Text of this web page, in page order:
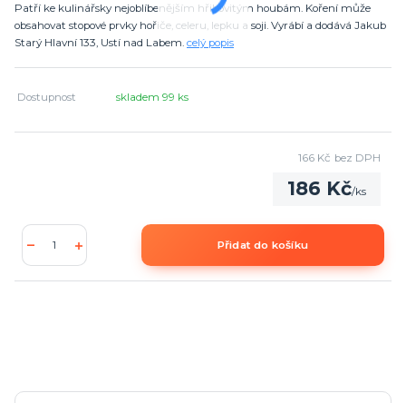
Patří ke kulinářsky nejoblíbenějším hřibovitým houbám. Koření může
obsahovat stopové prvky hořiče, celeru, lepku a soji. Vyrábí a dodává Jakub
Starý Hlavní 133, Ustí nad Labem. celý popis
Dostupnost skladem 99 ks
186 Kč/ks
166 Kč bez DPH
Přidat do košíku